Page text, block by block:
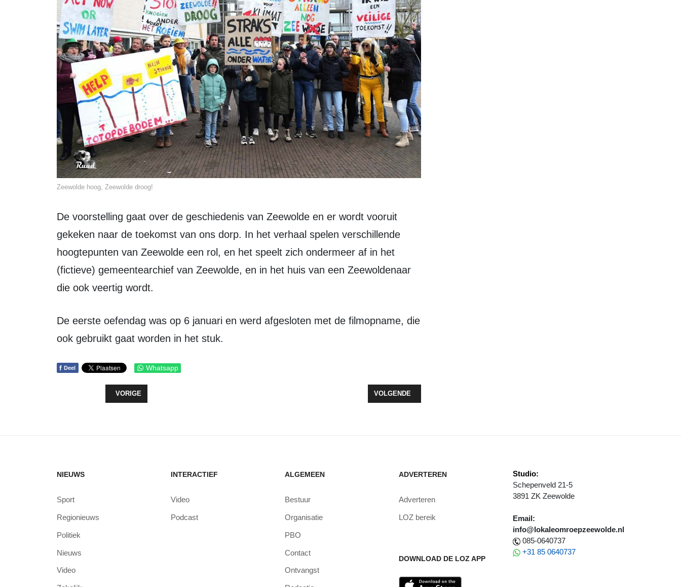
Zeewolde hoog, Zeewolde droog!
De voorstelling gaat over de geschiedenis van Zeewolde en er wordt vooruit
gekeken naar de toekomst van ons dorp. In het verhaal spelen verschillende
hoogtepunten van Zeewolde een rol, en het speelt zich ondermeer af in het
(fictieve) gemeentearchief van Zeewolde, en in het huis van een Zeewoldenaar
die ook veertig wordt.
De eerste oefendag was op 6 januari en werd afgesloten met de filmopname, die
ook gebruikt gaat worden in het stuk.
f Deel Whatsapp
VORIG ARTIKEL: VRIJDAGAVOND BORRELCLUB WINT ZEEWOLDE 'K WIS'T 2023
VORIGE VOLGENDE ARTIKEL: NATTE VOETEN OP HET STRAND DOOR HOOGWATER
VOLGENDE
NIEUWS
Sport
Regionieuws
Politiek
Nieuws
Video
INTERACTIEF
Video
Podcast
ALGEMEEN
Bestuur
Organisatie
PBO
Contact
Ontvangst
ADVERTEREN
Adverteren
LOZ bereik
DOWNLOAD DE LOZ APP
Studio:
Schepenveld 21-5
3891 ZK Zeewolde
Email:
info@lokaleomroepzeewolde.nl
085-0640737
+31 85 0640737